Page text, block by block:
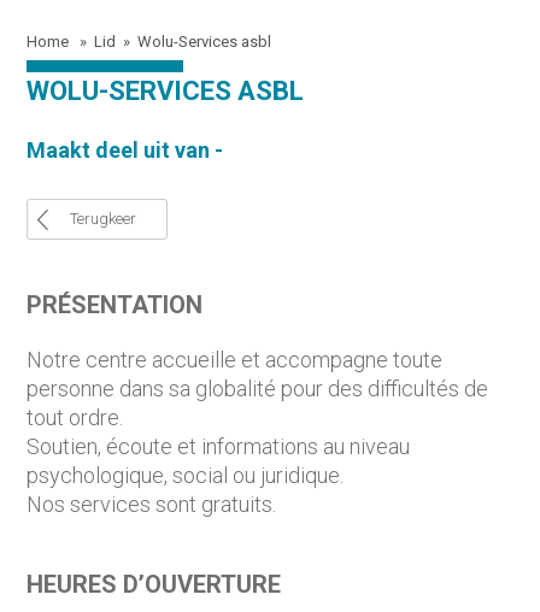
Home »Lid »Wolu-Services asbl
WOLU-SERVICES ASBL
Maakt deel uit van -
Terugkeer
PRÉSENTATION
Notre centre accueille et accompagne toute
personne dans sa globalité pour des difficultés de
tout ordre.
Soutien, écoute et informations au niveau
psychologique, social ou juridique.
Nos services sont gratuits.
HEURES D’OUVERTURE